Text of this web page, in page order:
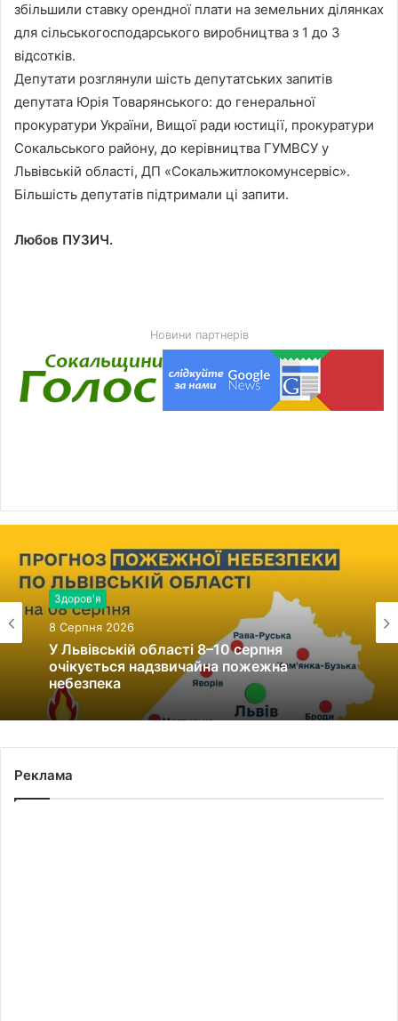
збільшили ставку орендної плати на земельних ділянках
для сільськогосподарського виробництва з 1 до 3
відсотків.
Депутати розглянули шість депутатських запитів
депутата Юрія Товарянського: до генеральної
прокуратури України, Вищої ради юстиції, прокуратури
Сокальського району, до керівництва ГУМВСУ у
Львівській області, ДП «Сокальжитлокомунсервіс».
Більшість депутатів підтримали ці запити.
Любов ПУЗИЧ.
Новини партнерів
Здоров'я
8 Серпня 2026
очікується надзвичайна пожежна
небезпека
Війна, військо
8 Серпня 2026
Уродженець села Мервичі Петро Тоган
загинув, захищаючи Україну
Реклама